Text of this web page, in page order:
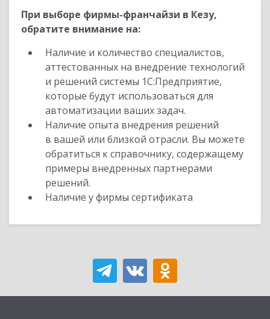
При выборе фирмы-франчайзи в Кезу,
обратите внимание на:
Наличие и количество специалистов,
аттестованных на внедрение технологий
и решений системы 1С:Предприятие,
которые будут использоваться для
автоматизации ваших задач.
Наличие опыта внедрения решений
в вашей или близкой отрасли. Вы можете
обратиться к справочнику, содержащему
примеры внедренных партнерами
решений.
Наличие у фирмы сертификата